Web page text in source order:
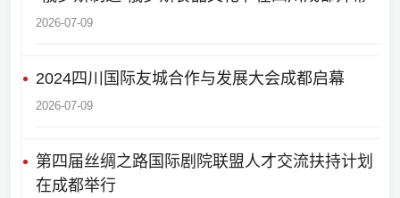
2026-07-09
2024四川国际友城合作与发展大会成都启幕
2026-07-09
第四届丝绸之路国际剧院联盟人才交流扶持计划
在成都举行